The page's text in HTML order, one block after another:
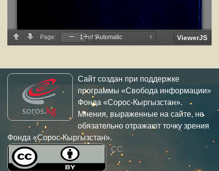
Сайт создан при поддержке
программы «Свобода информации»
Фонда «Сорос-Кыргызстан».
Мнения, выраженные на сайте, не
обязательно отражают точку зрения
Фонда «Сорос-Кыргызстан».
CC